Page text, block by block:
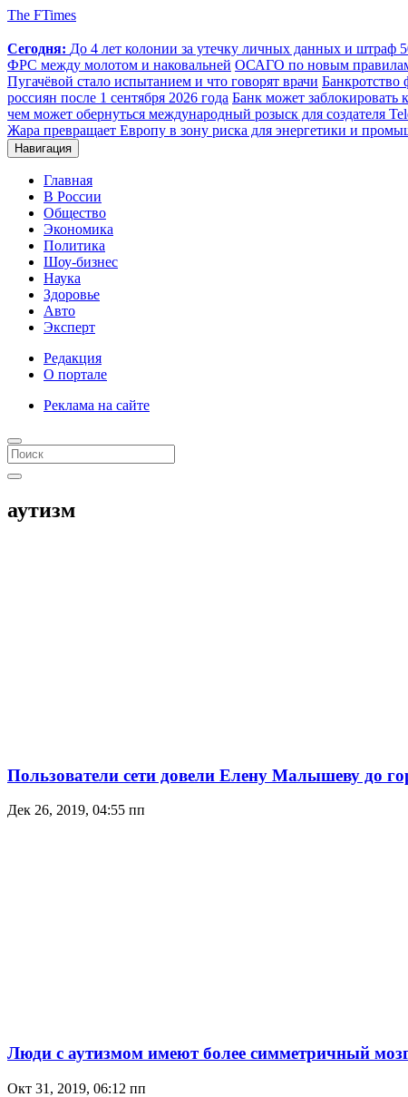
The FTimes
Сегодня: До 4 лет колонии за утечку личных данных и штраф
ФРС между молотом и наковальней ОСАГО по новым правилам:
Пугачёвой стало испытанием и что говорят врачи Банкротство
россиян после 1 сентября 2026 года Банк может заблокировать
чем может обернуться международный розыск для создателя
Жара превращает Европу в зону риска для энергетики и
Навигация
Главная
В России
Общество
Экономика
Политика
Шоу-бизнес
Наука
Здоровье
Авто
Эксперт
Редакция
О портале
Реклама на сайте
аутизм
Пользователи сети довели Елену Малышеву до
Дек 26, 2019, 04:55 пп
Люди с аутизмом имеют более симметричный
Окт 31, 2019, 06:12 пп